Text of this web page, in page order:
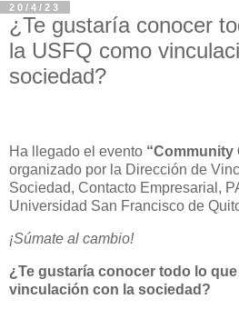
20/4/23
¿Te gustaría conocer
la USFQ como
sociedad?
Ha llegado el evento “Community
organizado por la Dirección de
Sociedad, Contacto Empresarial,
Universidad San Francisco de
¡Súmate al cambio!
¿Te gustaría conocer todo lo
vinculación con la sociedad?